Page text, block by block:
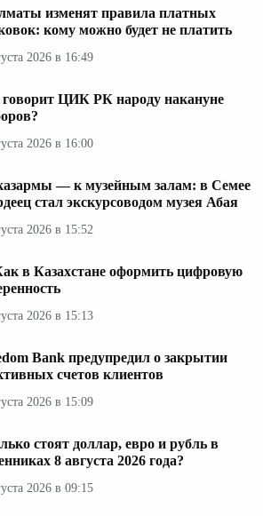
изменят правила платных
кому можно будет не платить
2026 в 16:49
ЦИК РК народу накануне
2026 в 16:00
— к музейным залам: в Семее
стал экскурсоводом музея Абая
2026 в 15:52
в Казахстане оформить цифровую
2026 в 15:13
Bank предупредил о закрытии
счетов клиентов
2026 в 15:09
стоят доллар, евро и рубль в
8 августа 2026 года?
2026 в 09:15